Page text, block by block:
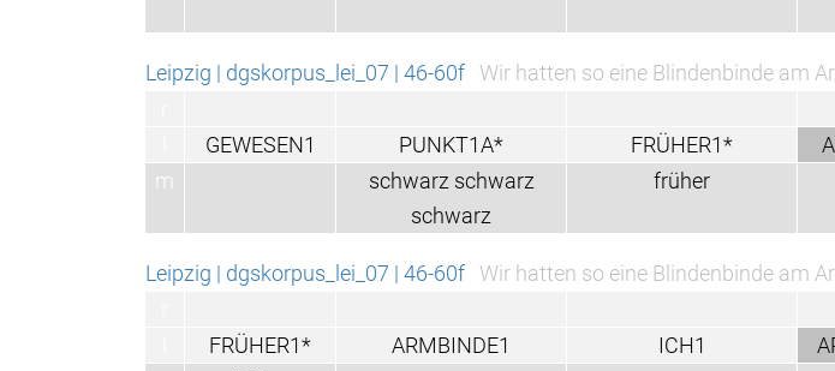
Leipzig | dgskorpus_lei_07 | 46-60f
Wir hatten so eine Blindenbinde am
GEWESEN1 PUNKT1A* FRÜHER1*
m
schwarz schwarz
schwarz
früher
Leipzig | dgskorpus_lei_07 | 46-60f
Wir hatten so eine Blindenbinde am
FRÜHER1* ARMBINDE1 ICH1